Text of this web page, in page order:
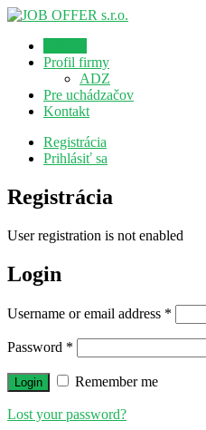
Profil firmy
ADZ
Pre uchádzačov
Kontakt
Registrácia
Prihlásiť sa
Registrácia
User registration is not enabled
Login
Username or email address *
Password *
Remember me
Lost your password?